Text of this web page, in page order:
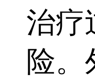
治疗
险。